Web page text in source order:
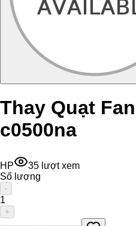
Thay Quạt
c0500na
HP 35 lượt xem
Số lượng
-
1
+